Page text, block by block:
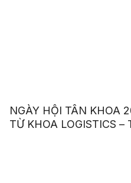
NGÀY HỘI TÂN KHOA
TỪ KHOA LOGISTICS